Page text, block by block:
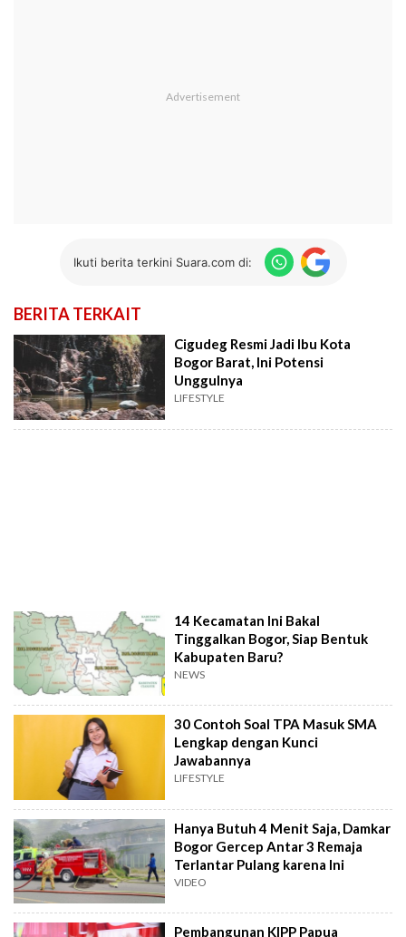
Ikuti berita terkini Suara.com di:
BERITA TERKAIT
Cigudeg Resmi Jadi Ibu Kota
Bogor Barat, Ini Potensi
Unggulnya
LIFESTYLE
14 Kecamatan Ini Bakal
Tinggalkan Bogor, Siap Bentuk
Kabupaten Baru?
NEWS
30 Contoh Soal TPA Masuk SMA
Lengkap dengan Kunci
Jawabannya
LIFESTYLE
Hanya Butuh 4 Menit Saja, Damkar
Bogor Gercep Antar 3 Remaja
Terlantar Pulang karena Ini
VIDEO
Pembangunan KIPP Papua